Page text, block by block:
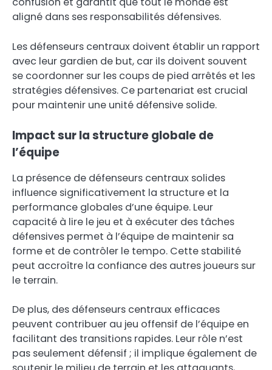
aligné dans ses responsabilités défensives.
Les défenseurs centraux doivent établir un rapport
avec leur gardien de but, car ils doivent souvent
se coordonner sur les coups de pied arrêtés et les
stratégies défensives. Ce partenariat est crucial
pour maintenir une unité défensive solide.
Impact sur la structure globale de
l’équipe
La présence de défenseurs centraux solides
influence significativement la structure et la
performance globales d’une équipe. Leur
capacité à lire le jeu et à exécuter des tâches
défensives permet à l’équipe de maintenir sa
forme et de contrôler le tempo. Cette stabilité
peut accroître la confiance des autres joueurs sur
le terrain.
De plus, des défenseurs centraux efficaces
peuvent contribuer au jeu offensif de l’équipe en
facilitant des transitions rapides. Leur rôle n’est
pas seulement défensif ; il implique également de